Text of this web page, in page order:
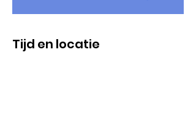
Tijd en locatie